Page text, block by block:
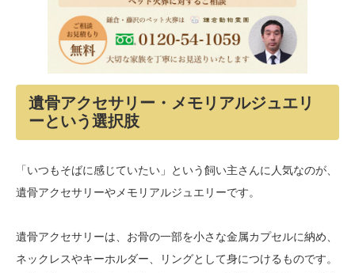
遺骨アクセサリー・メモリアルジュエリ
ーという選択肢
「いつもそばに感じていたい」という飼い主さんに人気なのが、
遺骨アクセサリーやメモリアルジュエリーです。
遺骨アクセサリーは、お骨の一部を小さな金属カプセルに納め、
ネックレスやキーホルダー、リングとして身につけるものです。